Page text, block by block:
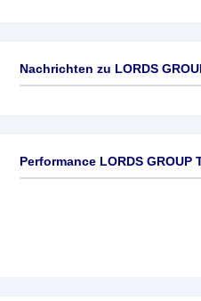
Nachrichten zu LORDS
Performance LORDS GROUP